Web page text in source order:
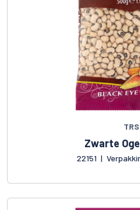
TRS
Zwarte
22151 |